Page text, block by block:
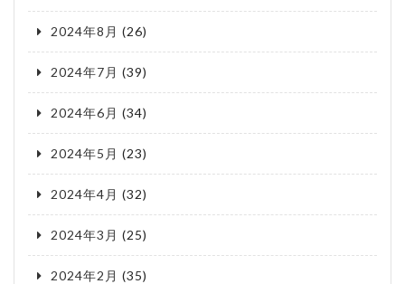
2024年8月 (26)
2024年7月 (39)
2024年6月 (34)
2024年5月 (23)
2024年4月 (32)
2024年3月 (25)
2024年2月 (35)